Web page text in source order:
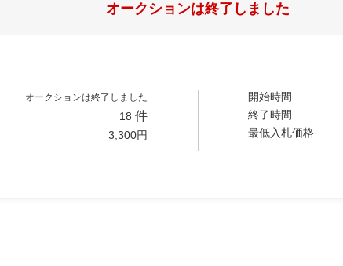
オークションは終了しました
オークションは終了しました
18 件
3,300円
開始時間
終了時間
最低入札価格